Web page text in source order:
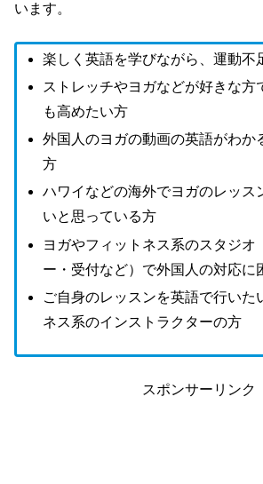
います。
楽しく英語を学びながら、運動不
ストレッチやヨガなどが好きな方
も高めたい方
外国人のヨガの動画の英語がわか
方
ハワイなどの海外でヨガのレッス
いと思っている方
ヨガやフィットネス系のスタジオ
ー・受付など）で外国人の対応に
ご自身のレッスンを英語で行いた
ネス系のインストラクターの方
スポンサーリンク